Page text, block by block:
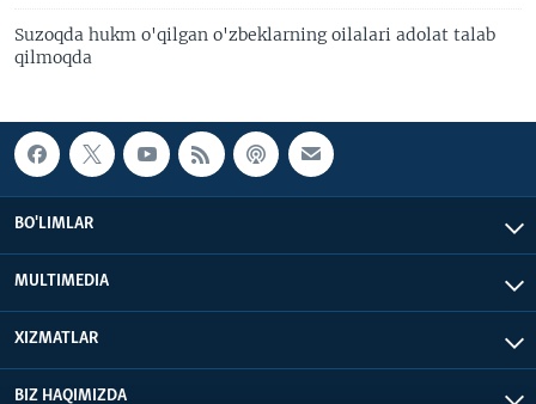
Suzoqda hukm o'qilgan o'zbeklarning oilalari adolat talab
qilmoqda
BO'LIMLAR
MULTIMEDIA
XIZMATLAR
BIZ HAQIMIZDA